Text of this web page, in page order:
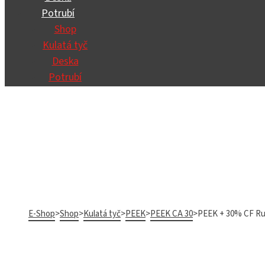
Potrubí
Shop
Kulatá tyč
Deska
Potrubí
E-Shop>Shop>Kulatá tyč>PEEK>PEEK CA 30>PEEK + 30% CF